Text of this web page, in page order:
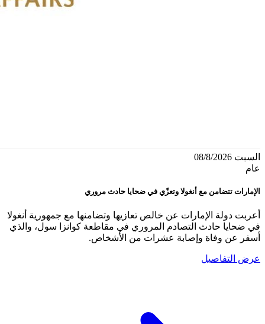
السبت 08/8/2026
عام
الإمارات تتضامن مع أنغولا وتعزّي في ضحايا حادث مروري
أعربت دولة الإمارات عن خالص تعازيها وتضامنها مع جمهورية أنغولا
في ضحايا حادث التصادم المروري في مقاطعة كوانزا سول، والذي
أسفر عن وفاة وإصابة عشرات من الأشخاص.
عرض التفاصيل